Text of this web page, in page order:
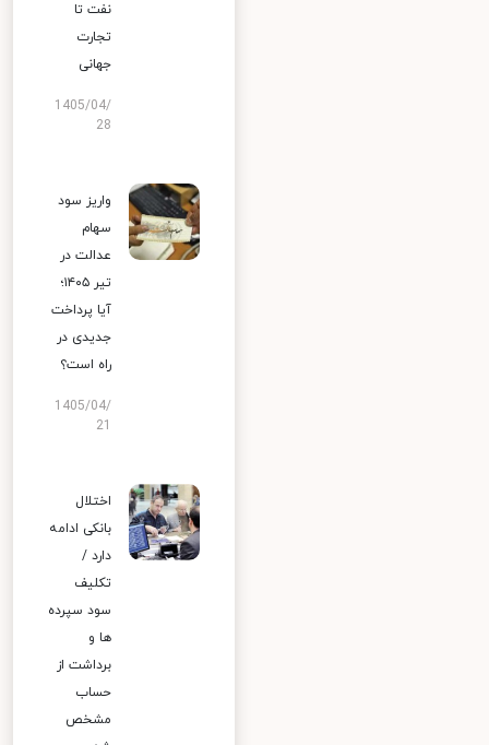
نفت تا
تجارت
جهانی
1405/04/
28
واریز سود
سهام
عدالت در
تیر ۱۴۰۵؛
آیا پرداخت
جدیدی در
راه است؟
1405/04/
اختلال
بانکی ادامه
دارد /
تکلیف
سود سپرده
ها و
برداشت از
حساب
مشخص